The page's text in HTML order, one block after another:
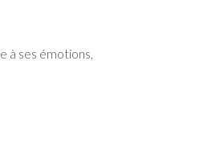
à ses émotions,